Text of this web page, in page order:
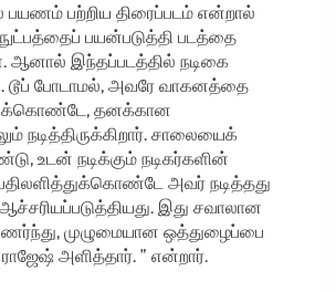
பற்றிய திரைப்படம் என்றால்
பயன்படுத்தி படத்தை
ஆனால் இந்தப்படத்தில் நடிகை
டூப் போடாமல், அவரே வாகனத்தை
தனக்கான
நடித்திருக்கிறார். சாலையைக்
உடன் நடிக்கும் நடிகர்களின்
அவர் நடித்தது
இது சவாலான
முழுமையான ஒத்துழைப்பை
அளித்தார். ” என்றார்.